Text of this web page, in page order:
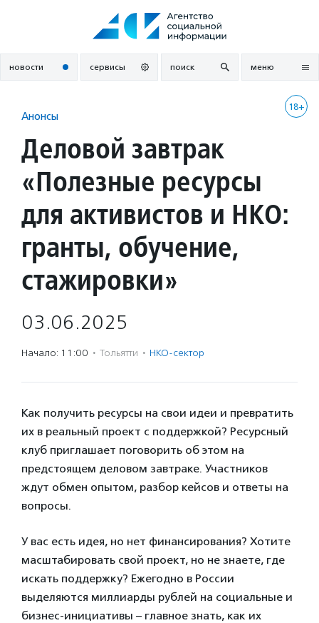
новости сервисы поиск меню
18+
Анонсы
Деловой завтрак
«Полезные ресурсы
для активистов и НКО:
гранты, обучение,
стажировки»
03.06.2025
Начало: 11:00 · Тольятти · НКО-сектор
Как получить ресурсы на свои идеи и превратить
их в реальный проект с поддержкой? Ресурсный
клуб приглашает поговорить об этом на
предстоящем деловом завтраке. Участников
ждут обмен опытом, разбор кейсов и ответы на
вопросы.
У вас есть идея, но нет финансирования? Хотите
масштабировать свой проект, но не знаете, где
искать поддержку? Ежегодно в России
выделяются миллиарды рублей на социальные и
бизнес-инициативы – главное знать, как их